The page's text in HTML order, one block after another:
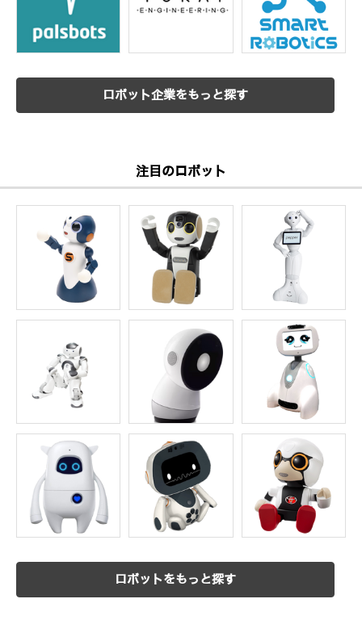
ロボット企業をもっと探す
注目のロボット
ロボットをもっと探す